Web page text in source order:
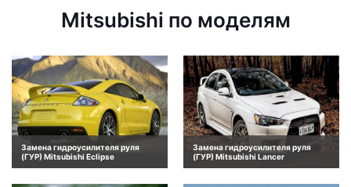
Mitsubishi по моделям
Замена гидроусилителя руля
(ГУР) Mitsubishi Eclipse
Замена гидроусилителя руля
(ГУР) Mitsubishi Lancer